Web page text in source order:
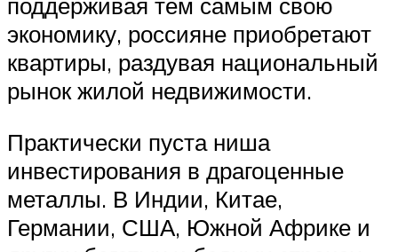
экономику, россияне приобретают
квартиры, раздувая национальный
рынок жилой недвижимости.
Практически пуста ниша
инвестирования в драгоценные
металлы. В Индии, Китае,
Германии, США, Южной Африке и